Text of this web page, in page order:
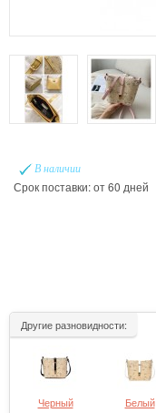
В наличии
Срок поставки: от 60 дней
Другие разновидности:
Черный Белый